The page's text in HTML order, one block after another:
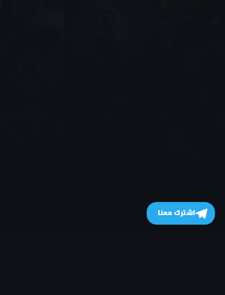
اشترك معنا